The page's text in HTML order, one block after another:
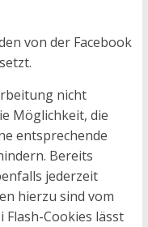
von der Facebook
nicht
Möglichkeit, die
entsprechende
Bereits
jederzeit
hierzu sind vom
Cookies lässt